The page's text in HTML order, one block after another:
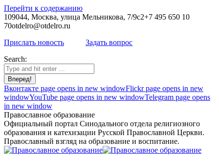
Перейти к содержанию
109044, Москва, улица Мельникова, 7/9с2+7 495 650 10
70otdelro@otdelro.ru
Прислать новость
Задать вопрос
Search:
Вконтакте page opens in new windowFlickr page opens in new
windowYouTube page opens in new windowTelegram page opens
in new window
Православное образование
Официальный портал Синодального отдела религиозного
образования и катехизации Русской Православной Церкви.
Православный взгляд на образование и воспитание.